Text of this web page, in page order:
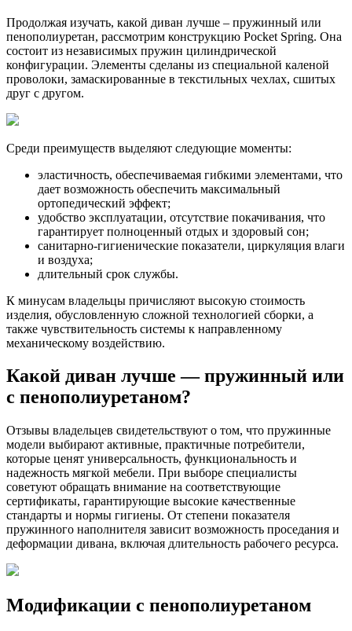
Продолжая изучать, какой диван лучше – пружинный или
пенополиуретан, рассмотрим конструкцию Pocket Spring. Она
состоит из независимых пружин цилиндрической
конфигурации. Элементы сделаны из специальной каленой
проволоки, замаскированные в текстильных чехлах, сшитых
друг с другом.
Среди преимуществ выделяют следующие моменты:
эластичность, обеспечиваемая гибкими элементами, что
дает возможность обеспечить максимальный
ортопедический эффект;
удобство эксплуатации, отсутствие покачивания, что
гарантирует полноценный отдых и здоровый сон;
санитарно-гигиенические показатели, циркуляция влаги
и воздуха;
длительный срок службы.
К минусам владельцы причисляют высокую стоимость
изделия, обусловленную сложной технологией сборки, а
также чувствительность системы к направленному
механическому воздействию.
Какой диван лучше — пружинный или
с пенополиуретаном?
Отзывы владельцев свидетельствуют о том, что пружинные
модели выбирают активные, практичные потребители,
которые ценят универсальность, функциональность и
надежность мягкой мебели. При выборе специалисты
советуют обращать внимание на соответствующие
сертификаты, гарантирующие высокие качественные
стандарты и нормы гигиены. От степени показателя
пружинного наполнителя зависит возможность проседания и
деформации дивана, включая длительность рабочего ресурса.
Модификации с пенополиуретаном